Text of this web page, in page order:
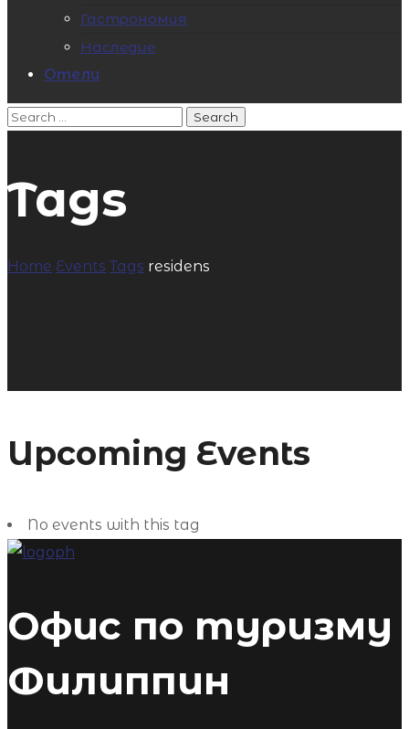
Гастрономия
Наследие
Отели
Tags
Home Events Tags residens
Upcoming Events
No events with this tag
Офис по туризму
Филиппин